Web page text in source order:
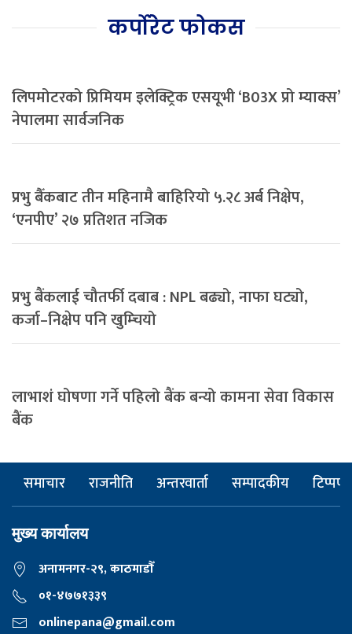
कर्पोरेट फोकस
लिपमोटरको प्रिमियम इलेक्ट्रिक एसयूभी ‘B03X प्रो म्याक्स’
नेपालमा सार्वजनिक
प्रभु बैँकबाट तीन महिनामै बाहिरियो ५.२८ अर्ब निक्षेप,
‘एनपीए’ २७ प्रतिशत नजिक
प्रभु बैंकलाई चौतर्फी दबाब : NPL बढ्यो, नाफा घट्यो,
कर्जा–निक्षेप पनि खुम्चियो
लाभाशं घोषणा गर्ने पहिलो बैंक बन्यो कामना सेवा विकास
बैंक
समाचार राजनीति अन्तरवार्ता सम्पादकीय टिप्पणी
मुख्य कार्यालय
अनामनगर-२९, काठमाडाैँ
०१-४७७१३३९
onlinepana@gmail.com